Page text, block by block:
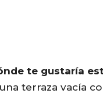
te gustaría
terraza vacía